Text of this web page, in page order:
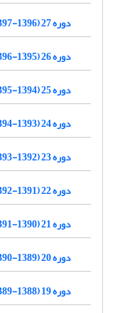
دوره 27 (1396-1397)
دوره 26 (1395-1396)
دوره 25 (1394-1395)
دوره 24 (1393-1394)
دوره 23 (1392-1393)
دوره 22 (1391-1392)
دوره 21 (1390-1391)
دوره 20 (1389-1390)
دوره 19 (1388-1389)